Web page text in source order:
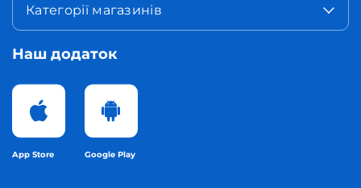
Категорії магазинів
Наш додаток
App Store Google Play